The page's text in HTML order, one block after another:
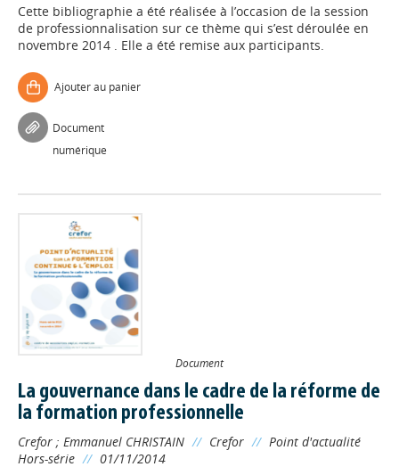
Cette bibliographie a été réalisée à l’occasion de la session
de professionnalisation sur ce thème qui s’est déroulée en
novembre 2014 . Elle a été remise aux participants.
Ajouter au panier
Document
numérique
Document
La gouvernance dans le cadre de la réforme de
la formation professionnelle
Crefor ; Emmanuel CHRISTAIN // Crefor // Point d'actualité
Hors-série // 01/11/2014